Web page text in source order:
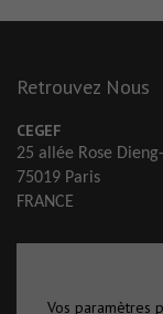
Retrouvez Nous
CEGEF
25 allée Rose
75019 Paris
FRANCE
Vos paramètres